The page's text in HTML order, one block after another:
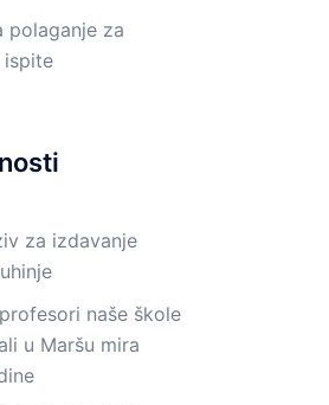
polaganje za
ispite
za izdavanje
naše škole
u Maršu mira